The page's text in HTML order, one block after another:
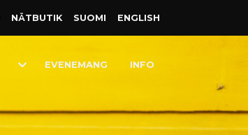
NÄT­BUTIK SUOMI ENGLISH
ToggleEVENEMANG INFO